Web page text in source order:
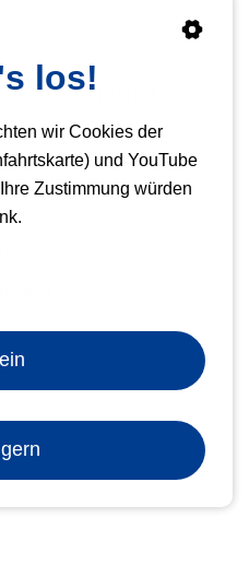
Bucheinband
los!
wir Cookies der
und YouTube
Zustimmung würden